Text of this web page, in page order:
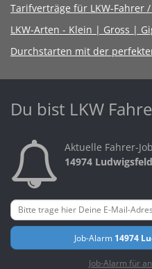
Tarifverträge für LKW-Fahrer
LKW-Arten - Klein | Gross |
Durchstarten mit der
Du bist LKW
Aktuelle Fahrer-
14974
Job-Alarm 14974
Job-Alarm für